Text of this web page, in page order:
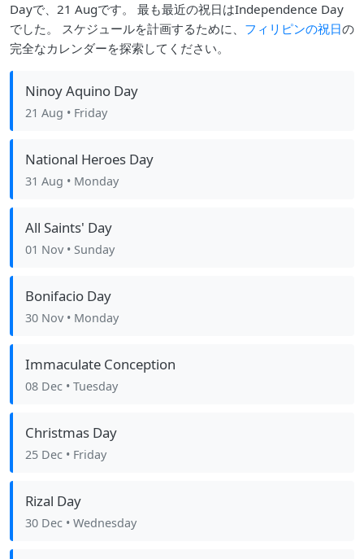
Dayで、21 Augです。 最も最近の祝日はIndependence Day
でした。 スケジュールを計画するために、 フィリピンの祝日の
完全なカレンダーを探索してください。
Ninoy Aquino Day
21 Aug • Friday
National Heroes Day
31 Aug • Monday
All Saints' Day
01 Nov • Sunday
Bonifacio Day
30 Nov • Monday
Immaculate Conception
08 Dec • Tuesday
Christmas Day
25 Dec • Friday
Rizal Day
30 Dec • Wednesday